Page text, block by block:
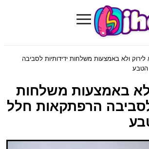
≡
לירוק ולא באמצעות משלחות ידידותיות לסביבה
הטבע
באמצעות משלחות
לסביבה הרפתקאות חלל